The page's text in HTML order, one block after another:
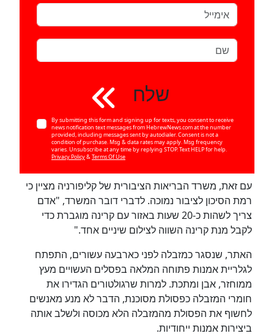
שלח
By submitting this form and signing up for texts, you consent to receive
news notification text messages from HebrewNews.com at the number
provided, including messages sent by autodialer. Consent is not a
condition of purchase. Msg & data rates may apply. Msg frequency
varies. Unsubscribe at any time by replying STOP. Text HELP for help.
Privacy Policy&Terms Of Use
עם זאת, משרד הבריאות הציבורית של קליפורניה מציין כי
רמת הסיכון לציבור נמוכה. לדברי דובר המשרד, "אדם
צריך לשהות כ-20 שעות באזור עם קרינה מוגברת כדי
לקבל מנת קרינה השווה לצילום שיניים אחד."
האתר, שנסגר כמזבלה לפני כארבעה עשורים, התפתח
לגלריית אמנות פתוחה המלאה בפסלים העשויים מעץ
ממוחזר, אבן ומתכת. למרות שרגולטורים הגדירו את
חומרי המזבלה כפסולת מסוכנת, הדבר לא מנע מאנשים
לחשוף את הפסולת מהמזבלה הלא מכוסה ולשלב אותה
ביצירות אמנות ייחודיות.
100 %כן